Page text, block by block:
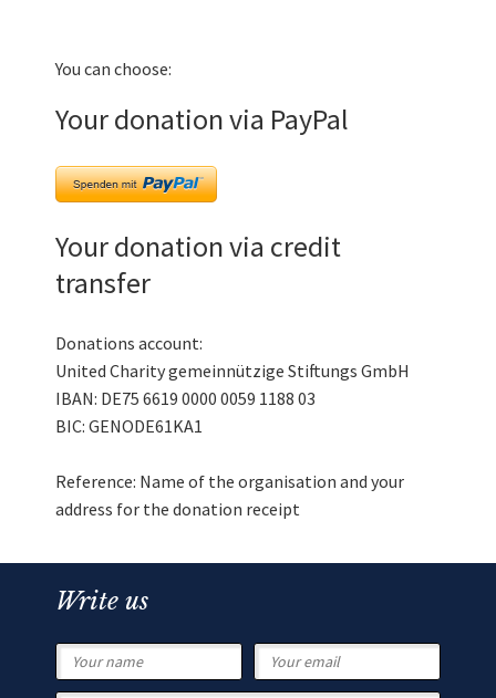
You can choose:
Your donation via PayPal
Your donation via credit
transfer
Donations account:
United Charity gemeinnützige Stiftungs GmbH
IBAN: DE75 6619 0000 0059 1188 03
BIC: GENODE61KA1
Reference: Name of the organisation and your
address for the donation receipt
Write us